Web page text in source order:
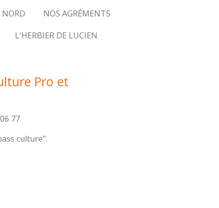
NOS AGRÉMENTS
L'HERBIER DE LUCIEN
Pro et
77
culture".